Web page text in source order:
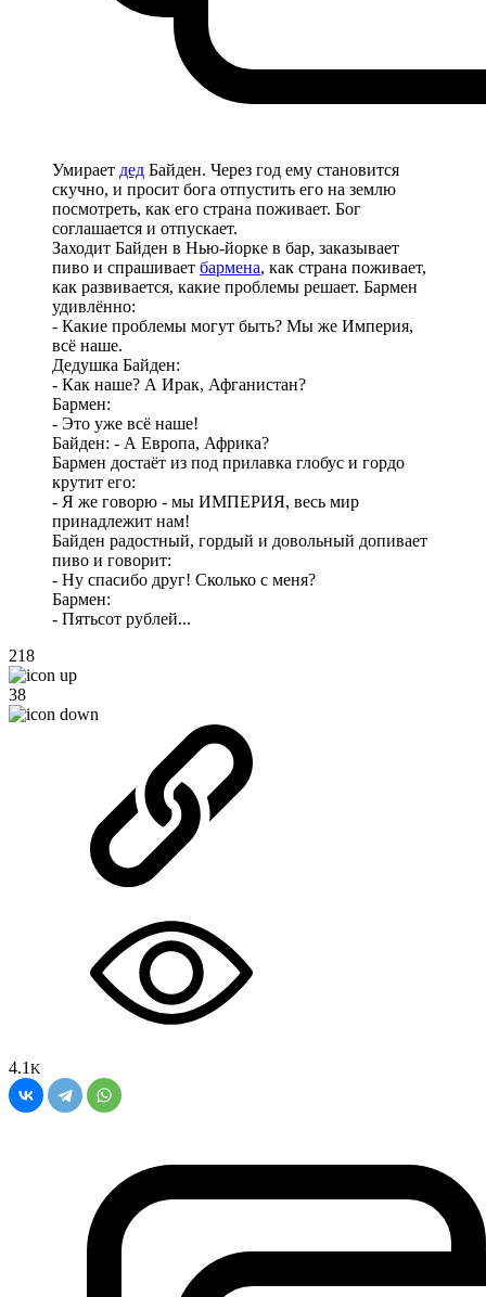
Умирает дед Байден. Через год ему становится
скучно, и просит бога отпустить его на землю
посмотреть, как его страна поживает. Бог
соглашается и отпускает.
Заходит Байден в Нью-йорке в бар, заказывает
пиво и спрашивает бармена, как страна поживает,
как развивается, какие проблемы решает. Бармен
удивлённо:
- Какие проблемы могут быть? Мы же Империя,
всё наше.
Дедушка Байден:
- Как наше? А Ирак, Афганистан?
Бармен:
- Это уже всё наше!
Байден: - А Европа, Африка?
Бармен достаёт из под прилавка глобус и гордо
крутит его:
- Я же говорю - мы ИМПЕРИЯ, весь мир
принадлежит нам!
Байден радостный, гордый и довольный допивает
пиво и говорит:
- Ну спасибо друг! Сколько с меня?
Бармен:
- Пятьсот рублей...
218
38
4.1 K